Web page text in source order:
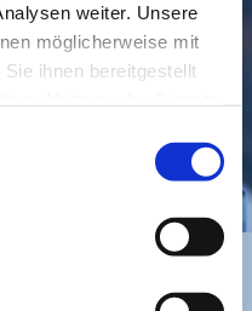
weiter. Unsere
möglicherweise mit
ihnen bereitgestellt